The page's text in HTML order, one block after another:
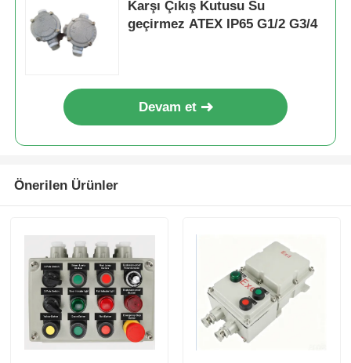
Karşı Çıkış Kutusu Su
geçirmez ATEX IP65 G1/2 G3/4
Devam et
Önerilen Ürünler